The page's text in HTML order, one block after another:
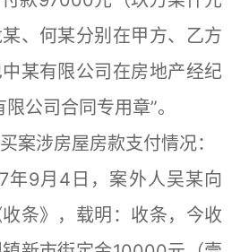
、何某分别在甲方、乙方
某有限公司在房地产经纪
公司合同专用章”。
涉房屋房款支付情况：
9月4日，案外人吴某向
条》，载明：收条，今收